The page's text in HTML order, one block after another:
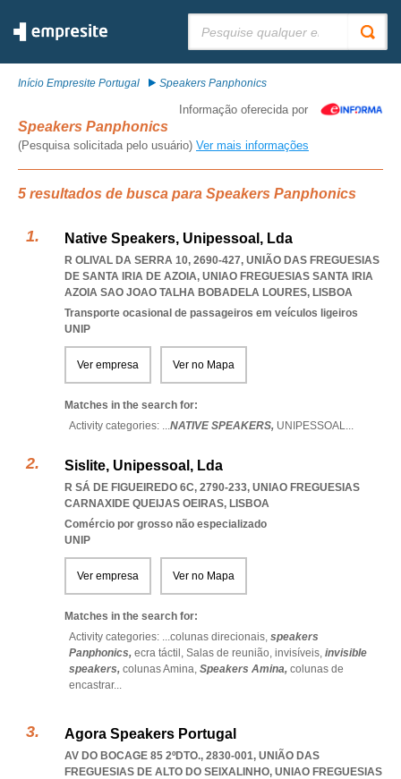
Início Empresite Portugal Speakers Panphonics
Informação oferecida por
Speakers Panphonics
(Pesquisa solicitada pelo usuário) Ver mais informações
5 resultados de busca para Speakers Panphonics
Native Speakers, Unipessoal, Lda
R OLIVAL DA SERRA 10, 2690-427, UNIÃO DAS FREGUESIAS
DE SANTA IRIA DE AZOIA, UNIAO FREGUESIAS SANTA IRIA
AZOIA SAO JOAO TALHA BOBADELA LOURES, LISBOA
Transporte ocasional de passageiros em veículos ligeiros
UNIP
Ver empresa Ver no Mapa
Matches in the search for:
Activity categories: ...NATIVE SPEAKERS, UNIPESSOAL...
Sislite, Unipessoal, Lda
R SÁ DE FIGUEIREDO 6C, 2790-233, UNIAO FREGUESIAS
CARNAXIDE QUEIJAS OEIRAS, LISBOA
Comércio por grosso não especializado
UNIP
Ver empresa Ver no Mapa
Matches in the search for:
Activity categories: ...colunas direcionais, speakers
Panphonics, ecra táctil, Salas de reunião, invisíveis, invisible
speakers, colunas Amina, Speakers Amina, colunas de
encastrar...
Agora Speakers Portugal
AV DO BOCAGE 85 2ºDTO., 2830-001, UNIÃO DAS
FREGUESIAS DE ALTO DO SEIXALINHO, UNIAO FREGUESIAS